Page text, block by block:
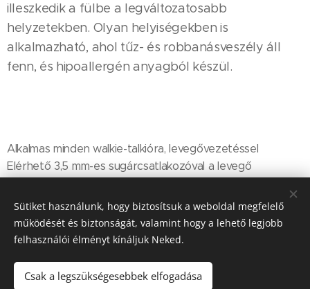
illeszkedik a fülbe a legváltozatosabb
helyzetekben. Olyan helyiségekben is
alkalmazható, ahol tűz- és robbanásveszély áll
fenn, és hipoallergén anyagból készül.
Alkalmas minden walkie-talkióra, levegővezetéssel
Elérhető 3,5 mm-es sugárcsatlakozóval a levegő
Nem szükséges módosítani a fülhallgatót
Optimális érintkezés a környezettel
Ideális a rendőrség és a biztonsági személyzet számára
Sütiket használunk, hogy biztosítsuk a weboldal megfelelő
működését és biztonságát, valamint hogy a lehető legjobb
felhasználói élményt kínáljuk Neked.
Csak a legszükségesebbek elfogadása